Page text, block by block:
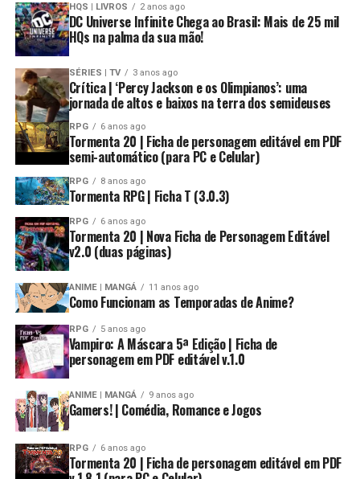
HQS | LIVROS 2 anos ago
DC Universe Infinite Chega ao Brasil: Mais de 25 mil
HQs na palma da sua mão!
SÉRIES | TV 3 anos ago
Crítica | ‘Percy Jackson e os Olimpianos’: uma
jornada de altos e baixos na terra dos semideuses
RPG 6 anos ago
Tormenta 20 | Ficha de personagem editável em PDF
semi-automático (para PC e Celular)
RPG 8 anos ago
Tormenta RPG | Ficha T (3.0.3)
RPG 6 anos ago
Tormenta 20 | Nova Ficha de Personagem Editável
v2.0 (duas páginas)
ANIME | MANGÁ 11 anos ago
Como Funcionam as Temporadas de Anime?
RPG 5 anos ago
Vampiro: A Máscara 5ª Edição | Ficha de
personagem em PDF editável v.1.0
ANIME | MANGÁ 9 anos ago
Gamers! | Comédia, Romance e Jogos
RPG 6 anos ago
Tormenta 20 | Ficha de personagem editável em PDF